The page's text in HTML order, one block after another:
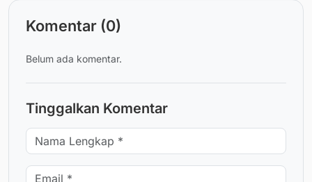
Komentar (0)
Belum ada komentar.
Tinggalkan Komentar